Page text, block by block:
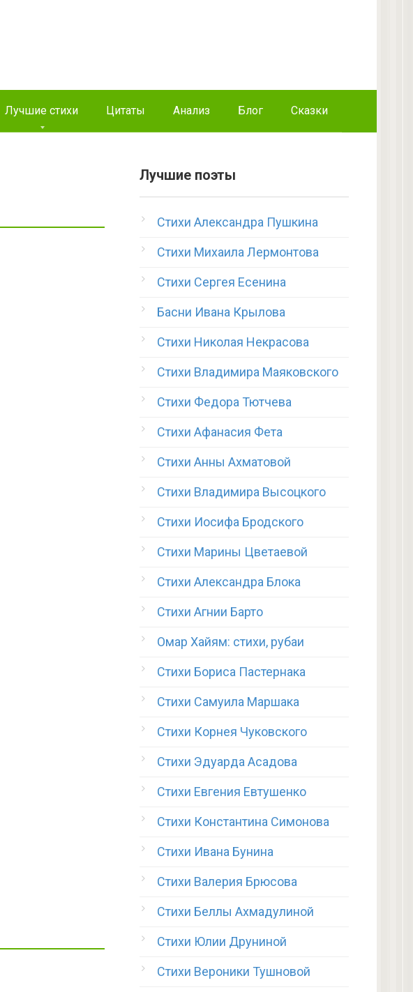
Лучшие стихи Цитаты Анализ Блог Сказки
Лучшие поэты
Стихи Александра Пушкина
Стихи Михаила Лермонтова
Стихи Сергея Есенина
Басни Ивана Крылова
Стихи Николая Некрасова
Стихи Владимира Маяковского
Стихи Федора Тютчева
Стихи Афанасия Фета
Стихи Анны Ахматовой
Стихи Владимира Высоцкого
Стихи Иосифа Бродского
Стихи Марины Цветаевой
Стихи Александра Блока
Стихи Агнии Барто
Омар Хайям: стихи, рубаи
Стихи Бориса Пастернака
Стихи Самуила Маршака
Стихи Корнея Чуковского
Стихи Эдуарда Асадова
Стихи Евгения Евтушенко
Стихи Константина Симонова
Стихи Ивана Бунина
Стихи Валерия Брюсова
Стихи Беллы Ахмадулиной
Стихи Юлии Друниной
Стихи Вероники Тушновой